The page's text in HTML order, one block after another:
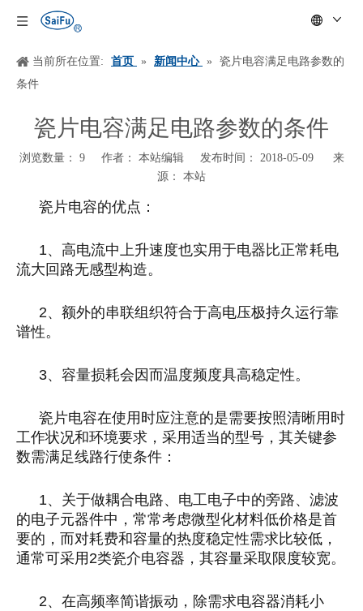
当前所在位置: 首页 » 新闻中心 »
瓷片电容满足电路参数的
条件
瓷片电容满足电路参数的条件
浏览数量： 9作者： 本站编辑 发布时间： 2018-05-09 来
源： 本站
["wechat","weibo","qzone","douban","email"]
瓷片电容的优点：
1、高电流中上升速度也实用于电器比正常耗电
流大回路无感型构造。
2、额外的串联组织符合于高电压极持久运行靠
谱性。
3、容量损耗会因而温度频度具高稳定性。
瓷片电容在使用时应注意的是需要按照清晰用时
工作状况和环境要求，采用适当的型号，其关键参
数需满足线路行使条件：
1、关于做耦合电路、电工电子中的旁路、滤波
的电子元器件中，常常考虑微型化材料低价格是首
要的，而对耗费和容量的热度稳定性需求比较低，
通常可采用 2类瓷介电容器，其容量采取限度较宽。
2、在高频率简谐振动，除需求电容器消耗小